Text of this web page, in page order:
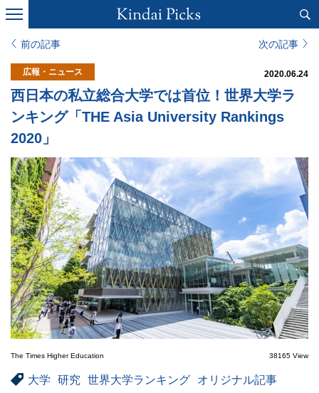
前の記事 次の記事
広報・ニュース 2020.06.24
西日本の私立総合大学では首位！世界大学ラ
ンキング「THE Asia University Rankings
2020」
The Times Higher Education 38165 View
大学 研究 世界大学ランキング
オリジナル記事